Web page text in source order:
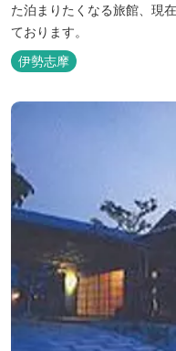
た泊まりたくなる旅館、現
ております。
伊勢志摩